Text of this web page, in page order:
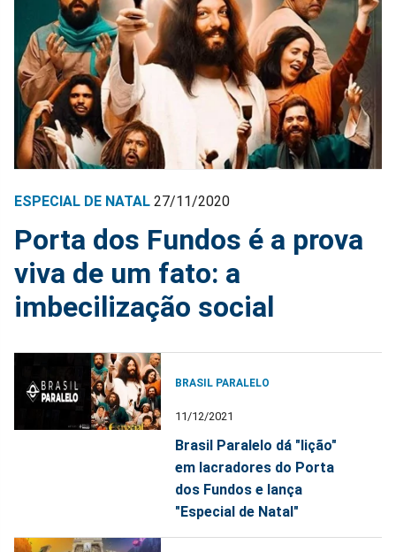
ESPECIAL DE NATAL 27/11/2020
Porta dos Fundos é a prova
viva de um fato: a
imbecilização social
BRASIL PARALELO
11/12/2021
Brasil Paralelo dá "lição"
em lacradores do Porta
dos Fundos e lança
"Especial de Natal"